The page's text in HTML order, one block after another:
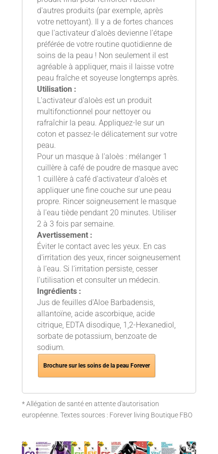
d'autres produits (par exemple, après
votre nettoyant). Il y a de fortes chances
que l'activateur d'aloès devienne l'étape
préférée de votre routine quotidienne de
soins de la peau ! Non seulement il est
agréable à appliquer, mais il laisse votre
peau fraîche et soyeuse longtemps après.
Utilisation :
L'activateur d'aloès est un produit
multifonctionnel pour nettoyer ou
rafraîchir la peau. Appliquez-le sur un
coton et passez-le délicatement sur votre
peau.
Pour un masque à l'aloès : mélanger 1
cuillère à café de poudre de masque avec
1 cuillère à café d'activateur d'aloès et
appliquer une fine couche sur une peau
propre. Rincer soigneusement le masque
à l'eau tiède pendant 20 minutes. Utiliser
2 à 3 fois par semaine.
Avertissement :
Éviter le contact avec les yeux. En cas
d'irritation des yeux, rincer soigneusement
à l'eau. Si l'irritation persiste, cesser
l'utilisation et consulter un médecin.
Ingrédients :
Jus de feuilles d'Aloe Barbadensis,
allantoïne, acide ascorbique, acide
citrique, EDTA disodique, 1,2-Hexanediol,
sorbate de potassium, benzoate de
sodium.
Brochure sur les soins de la peau Forever
* Allégation de santé en attente d'autorisation
européenne. Textes sources : Forever living Boutique FBO